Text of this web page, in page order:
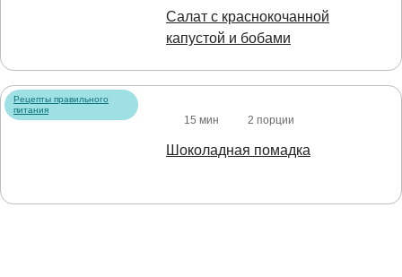
Салат с краснокочанной
капустой и бобами
Рецепты правильного
питания
15 мин 2 порции
Шоколадная помадка